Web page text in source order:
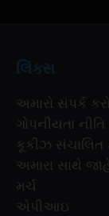
લિંક્સ
અમારો સંપર્ક કરો
ગોપનીયતા નીતિ
કૂકીઝ સંચાલિત
અમારા સાથે
મર્ચ
એપીઆઇ